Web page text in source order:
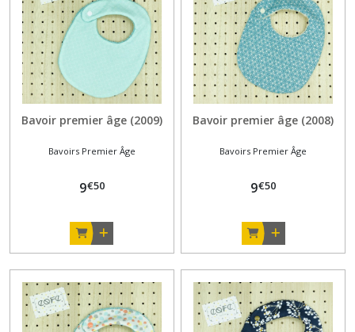
Bavoir premier âge (2009)
Bavoirs Premier Âge
9€50
Bavoir premier âge (2008)
Bavoirs Premier Âge
9€50